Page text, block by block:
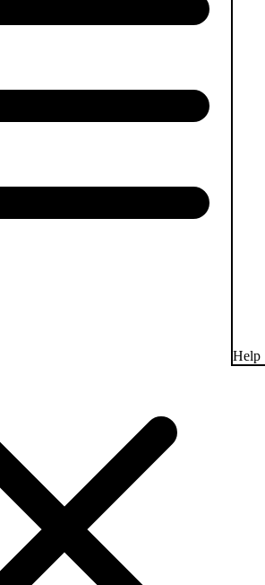
Help